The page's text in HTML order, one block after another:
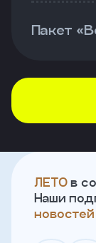
Пакет
ЛЕТО в
Наши
новостей